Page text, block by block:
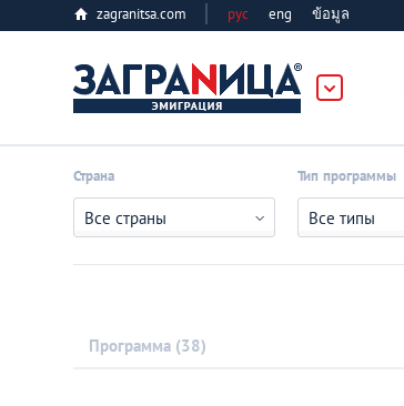
zagranitsa.com рус eng ข้อมูล
Страна
Все страны
Тип программы
Все типы
Программа 38